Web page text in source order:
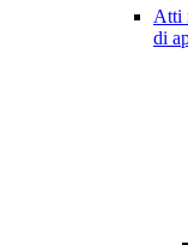
Atti
di